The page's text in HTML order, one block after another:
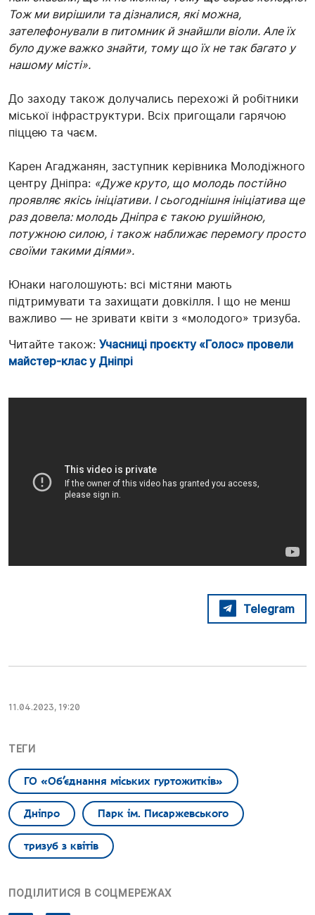
Тож ми вирішили та дізналися, які можна,
зателефонували в питомник й знайшли віоли. Але їх
було дуже важко знайти, тому що їх не так багато у
нашому місті».
До заходу також долучались перехожі й робітники
міської інфраструктури. Всіх пригощали гарячою
піццею та чаєм.
Карен Агаджанян, заступник керівника Молодіжного
центру Дніпра: «Дуже круто, що молодь постійно
проявляє якісь ініціативи. І сьогоднішня ініціатива ще
раз довела: молодь Дніпра є такою рушійною,
потужною силою, і також наближає перемогу просто
своїми такими діями».
Юнаки наголошують: всі містяни мають
підтримувати та захищати довкілля. І що не менш
важливо — не зривати квіти з «молодого» тризуба.
Читайте також: Учасниці проєкту «Голос» провели
майстер-клас у Дніпрі
Telegram
11.04.2023, 19:20
ТЕГИ
ГО «Об’єднання міських гуртожитків»
Дніпро Парк ім. Писаржевського
тризуб з квітів
ПОДІЛИТИСЯ В СОЦМЕРЕЖАХ